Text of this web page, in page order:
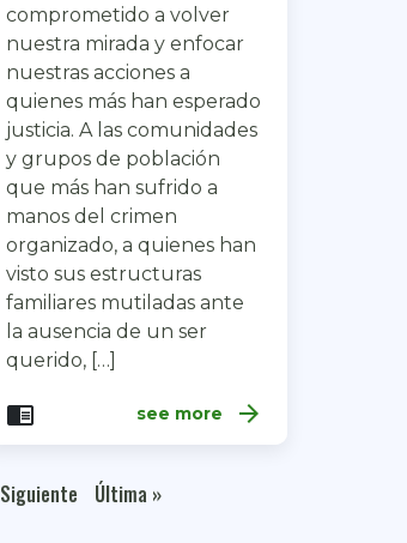
comprometido a volver
nuestra mirada y enfocar
nuestras acciones a
quienes más han esperado
justicia. A las comunidades
y grupos de población
que más han sufrido a
manos del crimen
organizado, a quienes han
visto sus estructuras
familiares mutiladas ante
la ausencia de un ser
querido, […]
chrome_reader_mode see more arrow_forward
Siguiente Última »